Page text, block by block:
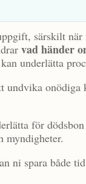
särskilt
vad händer
underlätta
undvika
för
myndigheter.
ni spara både